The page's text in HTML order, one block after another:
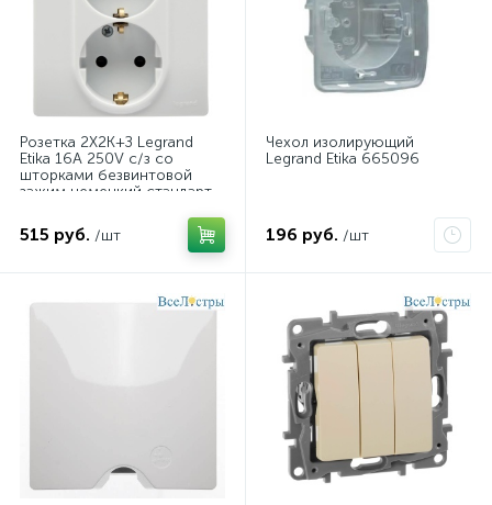
Розетка 2X2К+З Legrand
Etika 16A 250V с/з со
шторками безвинтовой
зажим немецкий стандарт
515 руб. /шт
Чехол изолирующий
Legrand Etika 665096
196 руб. /шт